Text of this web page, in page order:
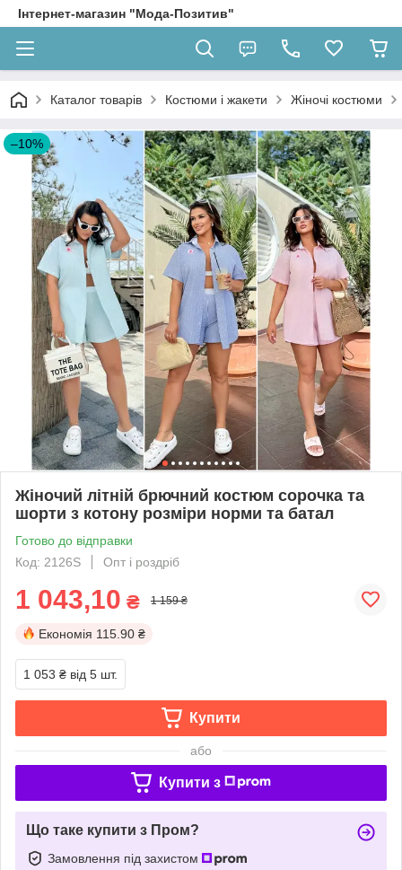
Інтернет-магазин "Мода-Позитив"
Каталог товарів Костюми і жакети Жіночі костюми
–10%
Жіночий літній брючний костюм сорочка та
шорти з котону розміри норми та батал
Готово до відправки
Код: 2126S
Опт і роздріб
1 043,10 ₴ 1 159 ₴
Економія 115.90 ₴
1 053 ₴ від 5 шт.
Купити
або
Купити з
Що таке купити з Пром?
Замовлення під захистом